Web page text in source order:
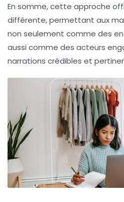
En somme, cette approche
différente, permettant aux
non seulement comme des
aussi comme des acteurs
narrations crédibles et